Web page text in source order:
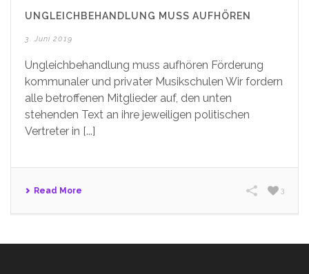
UNGLEICHBEHANDLUNG MUSS AUFHÖREN
3. Juni 2019
Ungleichbehandlung muss aufhören Förderung
kommunaler und privater Musikschulen Wir fordern
alle betroffenen Mitglieder auf, den unten
stehenden Text an ihre jeweiligen politischen
Vertreter in [...]
Read More 3